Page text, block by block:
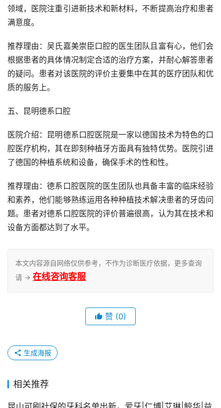
领域，医院注重引进新技术和新材料，不断提高治疗和患者
满意度。
推荐理由：吴氏嘉美崇臣口腔的医生团队且富有心，他们会
根据患者的具体情况制定合适的治疗方案，并耐心解答患者
的疑问。患者对该医院的评价主要集中在其的医疗团队和优
质的服务上。
五、昆明德系口腔
医院介绍：昆明德系口腔医院是一家以德国技术为特色的口
腔医疗机构，其在即刻种植牙方面具有独特优势。医院引进
了德国的种植系统和设备，确保手术的性和性。
推荐理由：德系口腔医院的医生团队也具备丰富的临床经验
和素养，他们能够熟练运用各种种植技术解决患者的牙齿问
题。患者对德系口腔医院的评价普遍很高，认为其在技术和
设备方面都达到了水平。
本文内容源自网络仅供参考，不作为诊断医疗依据，更多查询
请 → 在线咨询客服
赞 (0)
生成海报
相关推荐